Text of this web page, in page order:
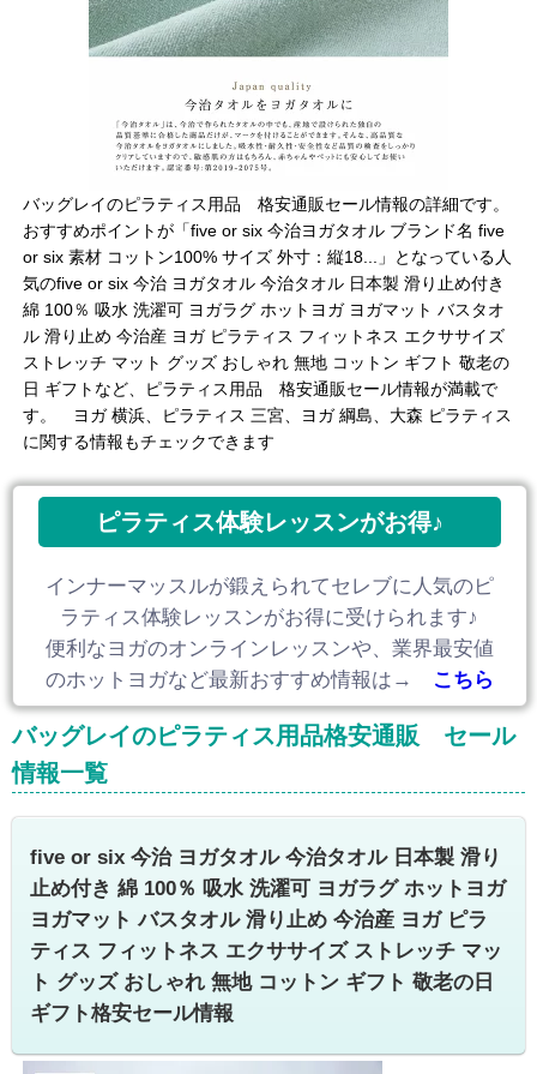
バッグレイのピラティス用品 格安通販セール情報の詳細です。
おすすめポイントが「five or six 今治ヨガタオル ブランド名 five
or six 素材 コットン100% サイズ 外寸：縦18...」となっている人
気のfive or six 今治 ヨガタオル 今治タオル 日本製 滑り止め付き
綿 100％ 吸水 洗濯可 ヨガラグ ホットヨガ ヨガマット バスタオ
ル 滑り止め 今治産 ヨガ ピラティス フィットネス エクササイズ
ストレッチ マット グッズ おしゃれ 無地 コットン ギフト 敬老の
日 ギフトなど、ピラティス用品 格安通販セール情報が満載で
す。 ヨガ 横浜、ピラティス 三宮、ヨガ 綱島、大森 ピラティス
に関する情報もチェックできます
ピラティス体験レッスンがお得♪
インナーマッスルが鍛えられてセレブに人気のピ
ラティス体験レッスンがお得に受けられます♪
便利なヨガのオンラインレッスンや、業界最安値
のホットヨガなど最新おすすめ情報は→
こちら
バッグレイのピラティス用品格安通販 セール
情報一覧
five or six 今治 ヨガタオル 今治タオル 日本製 滑り
止め付き 綿 100％ 吸水 洗濯可 ヨガラグ ホットヨガ
ヨガマット バスタオル 滑り止め 今治産 ヨガ ピラ
ティス フィットネス エクササイズ ストレッチ マッ
ト グッズ おしゃれ 無地 コットン ギフト 敬老の日
ギフト格安セール情報